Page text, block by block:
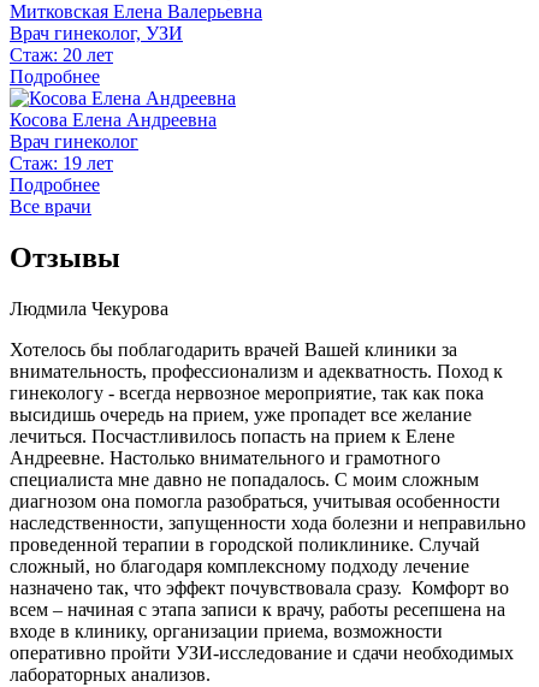
Митковская Елена Валерьевна
Врач гинеколог, УЗИ
Стаж: 20 лет
Подробнее
Косова Елена Андреевна
Врач гинеколог
Стаж: 19 лет
Подробнее
Все врачи
Отзывы
Людмила Чекурова
Хотелось бы поблагодарить врачей Вашей клиники за
внимательность, профессионализм и адекватность. Поход к
гинекологу - всегда нервозное мероприятие, так как пока
высидишь очередь на прием, уже пропадет все желание
лечиться. Посчастливилось попасть на прием к Елене
Андреевне. Настолько внимательного и грамотного
специалиста мне давно не попадалось. С моим сложным
диагнозом она помогла разобраться, учитывая особенности
наследственности, запущенности хода болезни и неправильно
проведенной терапии в городской поликлинике. Случай
сложный, но благодаря комплексному подходу лечение
назначено так, что эффект почувствовала сразу. Комфорт во
всем – начиная с этапа записи к врачу, работы ресепшена на
входе в клинику, организации приема, возможности
оперативно пройти УЗИ-исследование и сдачи необходимых
лабораторных анализов.